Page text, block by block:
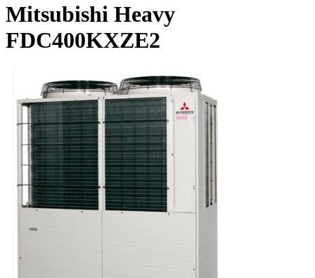
Mitsubishi Heavy
FDC400KXZE2